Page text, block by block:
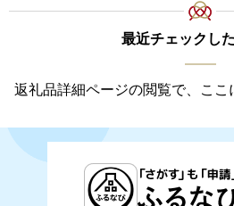
最近チェックし
返礼品詳細ページの閲覧で、ここ